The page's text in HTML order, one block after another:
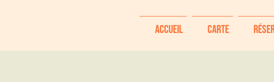
Accueil Carte